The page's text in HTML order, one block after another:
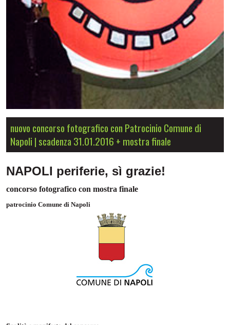
nuovo concorso fotografico con Patrocinio Comune di
Napoli | scadenza 31.01.2016 + mostra finale
NAPOLI periferie, sì grazie!
concorso fotografico con mostra finale
patrocinio Comune di Napoli